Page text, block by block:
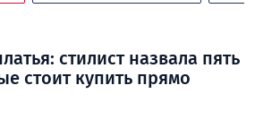
стилист назвала пять
стоит купить прямо